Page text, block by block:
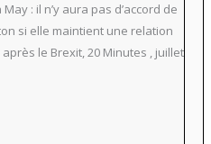
: il n’y aura pas d’accord de
si elle maintient une relation
le Brexit, 20 Minutes , juillet